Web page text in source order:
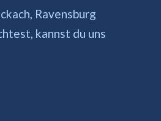
Ravensburg
kannst du uns